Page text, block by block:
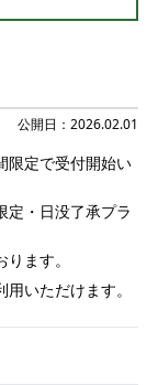
公開日：2026.02.01
限定で受付開始い
定・日没了承プラ
ます。
いただけます。